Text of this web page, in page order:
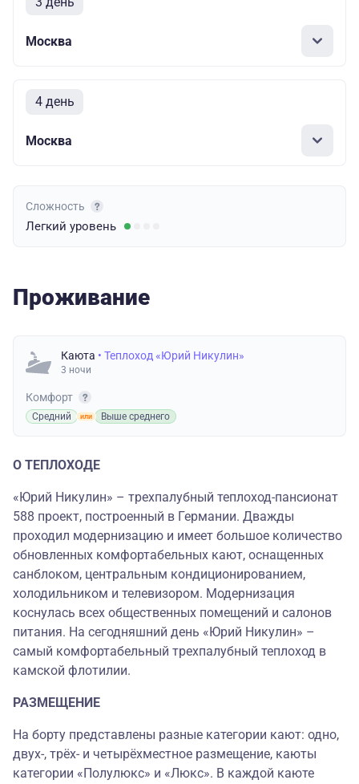
Москва
4 день
Москва
Сложность
Легкий уровень
Проживание
Каюта • Теплоход «Юрий Никулин»
3 ночи
Комфорт
Средний Выше среднего
О ТЕПЛОХОДЕ
«Юрий Никулин» – трехпалубный теплоход-пансионат
588 проект, построенный в Германии. Дважды
проходил модернизацию и имеет большое количество
обновленных комфортабельных кают, оснащенных
санблоком, центральным кондиционированием,
холодильником и телевизором. Модернизация
коснулась всех общественных помещений и салонов
питания. На сегодняшний день «Юрий Никулин» –
самый комфортабельный трехпалубный теплоход в
камской флотилии.
РАЗМЕЩЕНИЕ
На борту представлены разные категории кают: одно,
двух-, трёх- и четырёхместное размещение, каюты
категории «Полулюкс» и «Люкс». В каждой каюте